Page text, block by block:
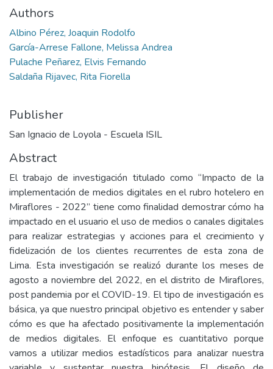
Authors
Albino Pérez, Joaquin Rodolfo
García-Arrese Fallone, Melissa Andrea
Pulache Peñarez, Elvis Fernando
Saldaña Rijavec, Rita Fiorella
Publisher
San Ignacio de Loyola - Escuela ISIL
Abstract
El trabajo de investigación titulado como “Impacto de la
implementación de medios digitales en el rubro hotelero en
Miraflores - 2022” tiene como finalidad demostrar cómo ha
impactado en el usuario el uso de medios o canales digitales
para realizar estrategias y acciones para el crecimiento y
fidelización de los clientes recurrentes de esta zona de
Lima. Esta investigación se realizó durante los meses de
agosto a noviembre del 2022, en el distrito de Miraflores,
post pandemia por el COVID-19. El tipo de investigación es
básica, ya que nuestro principal objetivo es entender y saber
cómo es que ha afectado positivamente la implementación
de medios digitales. El enfoque es cuantitativo porque
vamos a utilizar medios estadísticos para analizar nuestra